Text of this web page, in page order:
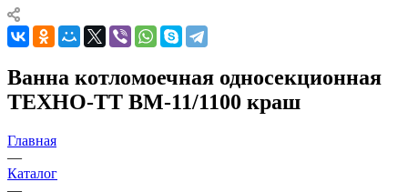
Ванна котломоечная односекционная
ТЕХНО-ТТ ВМ-11/1100 краш
Главная
—
Каталог